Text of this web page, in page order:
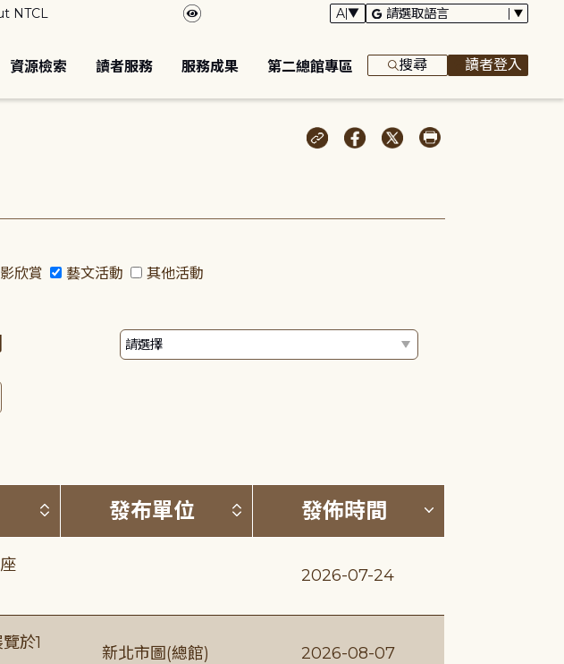
NTCL
資源檢索 讀者服務 服務成果 第二總館專區 搜尋 讀者登入
欣賞 藝文活動 其他活動
按標題排序 (升降冪)
發布單位 按發布單位排序 (升降冪)
發佈時間 按發佈時間
2026-07-24
於1
新北市圖(總館) 2026-08-07